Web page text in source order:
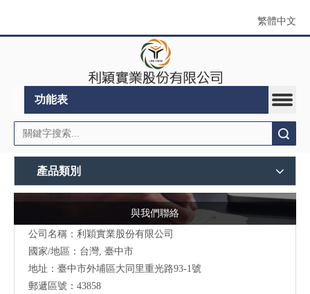
繁體中文
功能表
產品類別
與我們聯絡
公司名稱：利穎實業股份有限公司
國家/地區：台灣, 臺中市
地址： 臺中市外埔區大同里重光路93-1號
郵遞區號：43858